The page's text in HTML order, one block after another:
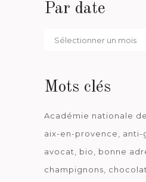
Par date
Par
Mots clés
Académie nationale
aix-en-provence
anti-
avocat
bio bonne
champignons
chocolat